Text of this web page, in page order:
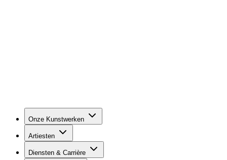
Onze Kunstwerken
Artiesten
Diensten & Carrière